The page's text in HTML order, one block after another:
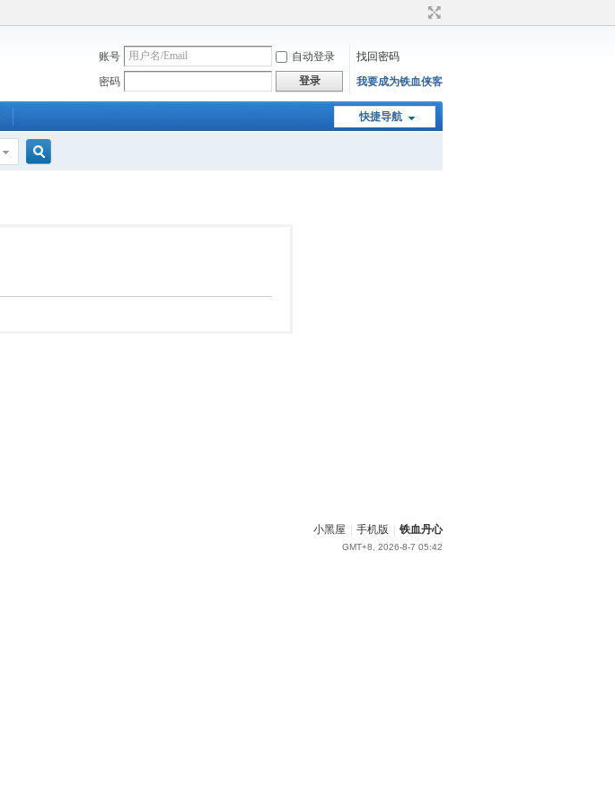
账号 自动登录
找回密码
密码
登录 我要成为铁血侠客
快捷导航
小黑屋 手机版 铁血丹心
GMT+8, 2026-8-7 05:42